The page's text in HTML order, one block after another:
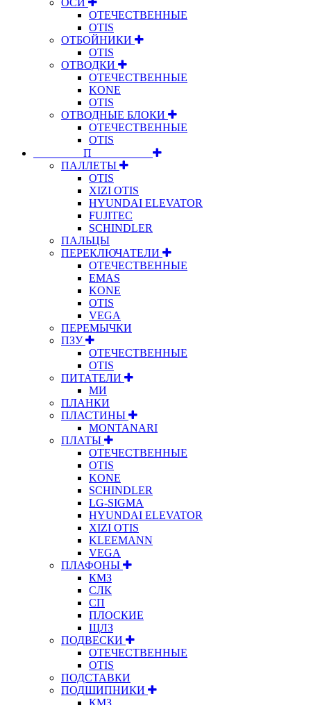
ОТЕЧЕСТВЕННЫЕ
OTIS
ОТБОЙНИКИ
OTIS
ОТВОДКИ
ОТЕЧЕСТВЕННЫЕ
KONE
OTIS
ОТВОДНЫЕ БЛОКИ
ОТЕЧЕСТВЕННЫЕ
OTIS
⠀⠀⠀⠀⠀⠀П⠀⠀⠀⠀⠀⠀⠀
ПАЛЛЕТЫ
OTIS
XIZI OTIS
HYUNDAI ELEVATOR
FUJITEC
SCHINDLER
ПАЛЬЦЫ
ПЕРЕКЛЮЧАТЕЛИ
ОТЕЧЕСТВЕННЫЕ
EMAS
KONE
OTIS
VEGA
ПЕРЕМЫЧКИ
ПЗУ
ОТЕЧЕСТВЕННЫЕ
OTIS
ПИТАТЕЛИ
МИ
ПЛАНКИ
ПЛАСТИНЫ
MONTANARI
ПЛАТЫ
ОТЕЧЕСТВЕННЫЕ
OTIS
KONE
SCHINDLER
LG-SIGMA
HYUNDAI ELEVATOR
XIZI OTIS
KLEEMANN
VEGA
ПЛАФОНЫ
КМЗ
СЛК
СП
ПЛОСКИЕ
ЩЛЗ
ПОДВЕСКИ
ОТЕЧЕСТВЕННЫЕ
OTIS
ПОДСТАВКИ
ПОДШИПНИКИ
КМЗ